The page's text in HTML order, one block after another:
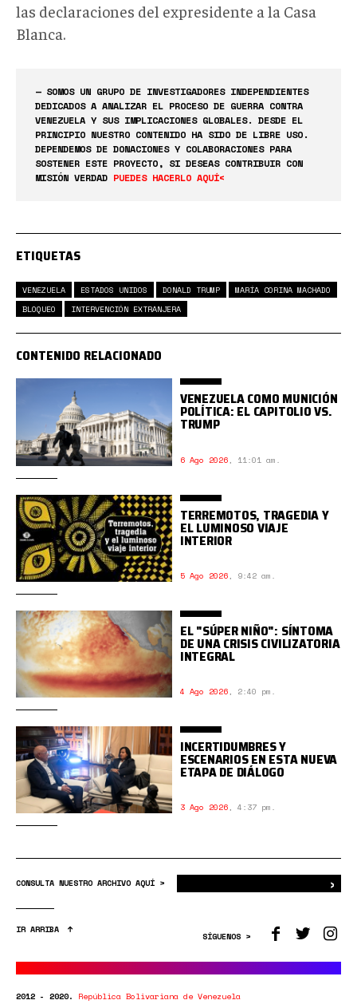
las declaraciones del expresidente a la Casa
Blanca.
— SOMOS UN GRUPO DE INVESTIGADORES INDEPENDIENTES
DEDICADOS A ANALIZAR EL PROCESO DE GUERRA CONTRA
VENEZUELA Y SUS IMPLICACIONES GLOBALES. DESDE EL
PRINCIPIO NUESTRO CONTENIDO HA SIDO DE LIBRE USO.
DEPENDEMOS DE DONACIONES Y COLABORACIONES PARA
SOSTENER ESTE PROYECTO, SI DESEAS CONTRIBUIR CON
MISIÓN VERDAD PUEDES HACERLO AQUÍ<
ETIQUETAS
VENEZUELA ESTADOS UNIDOS DONALD TRUMP
MARÍA CORINA MACHADO
BLOQUEO
INTERVENCIÓN EXTRANJERA
CONTENIDO RELACIONADO
VENEZUELA COMO MUNICIÓN
POLÍTICA: EL CAPITOLIO VS.
TRUMP
6 Ago 2026, 11:01 am.
TERREMOTOS, TRAGEDIA Y
EL LUMINOSO VIAJE
INTERIOR
5 Ago 2026, 9:42 am.
EL "SÚPER NIÑO": SÍNTOMA
DE UNA CRISIS CIVILIZATORIA
INTEGRAL
4 Ago 2026, 2:40 pm.
INCERTIDUMBRES Y
ESCENARIOS EN ESTA NUEVA
ETAPA DE DIÁLOGO
3 Ago 2026, 4:37 pm.
CONSULTA NUESTRO ARCHIVO AQUÍ > ›
IR ARRIBA
SÍGUENOS >
2012 - 2020. República Bolivariana de Venezuela